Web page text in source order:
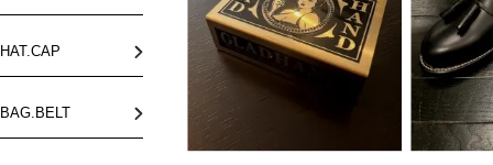
HAT.CAP
BAG.BELT